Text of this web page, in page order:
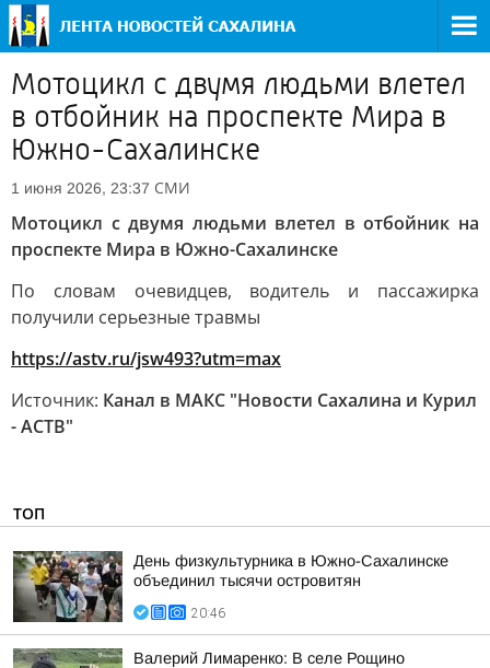
Мотоцикл с двумя людьми влетел
в отбойник на проспекте Мира в
Южно-Сахалинске
1 июня 2026, 23:37 СМИ
Мотоцикл с двумя людьми влетел в отбойник на
проспекте Мира в Южно-Сахалинске
По словам очевидцев, водитель и пассажирка
получили серьезные травмы
https://astv.ru/jsw493?utm=max
Источник: Канал в МАКС "Новости Сахалина и Курил
- АСТВ"
ТОП
День физкультурника в Южно-Сахалинске
объединил тысячи островитян
20:46
Валерий Лимаренко: В селе Рощино